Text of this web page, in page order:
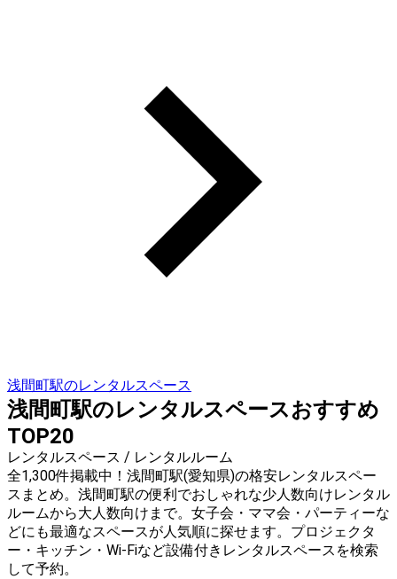
浅間町駅のレンタルスペース
浅間町駅のレンタルスペースおすすめ
TOP20
レンタルスペース / レンタルルーム
全1,300件掲載中！浅間町駅(愛知県)の格安レンタルスペー
スまとめ。浅間町駅の便利でおしゃれな少人数向けレンタル
ルームから大人数向けまで。女子会・ママ会・パーティーな
どにも最適なスペースが人気順に探せます。プロジェクタ
ー・キッチン・Wi-Fiなど設備付きレンタルスペースを検索
して予約。